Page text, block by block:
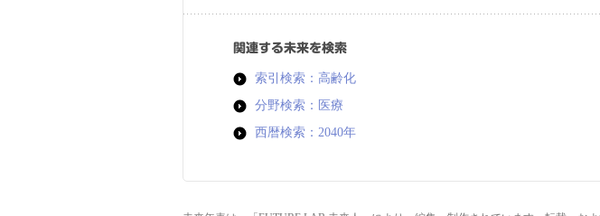
関連する未来を検索
索引検索：高齢化
分野検索：医療
西暦検索：2040年